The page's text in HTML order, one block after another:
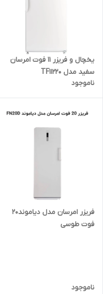
یخچال و فریزر 11 فوت امرسان
سفید مدل TF11220
ناموجود
فریزر امرسان مدل دیاموند20
فوت طوسی
ناموجود